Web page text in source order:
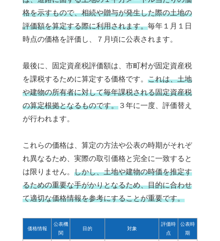
格を示すもので、相続や贈与が発生した際の土地の
評価額を算定する際に利用されます。毎年１月１日
時点の価格を評価し、７月頃に公表されます。
最後に、固定資産税評価額は、市町村が固定資産税
を課税するために算定する価格です。 これは、土地
や建物の所有者に対して毎年課税される固定資産税
の算定根拠となるものです。３年に一度、評価替え
が行われます。
これらの価格は、算定の方法や公表の時期がそれぞ
れ異なるため、実際の取引価格と完全に一致すると
は限りません。 しかし、土地や建物の時価を推定す
るための重要な手がかりとなるため、目的に合わせ
て適切な価格情報を参考にすることが重要です。
価格情報
公表機
関
目的 対象
評価時
点
公表時
期